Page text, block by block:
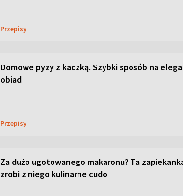
Przepisy
Domowe pyzy z kaczką. Szybki sposób na
obiad
Przepisy
Za dużo ugotowanego makaronu? Ta
zrobi z niego kulinarne cudo